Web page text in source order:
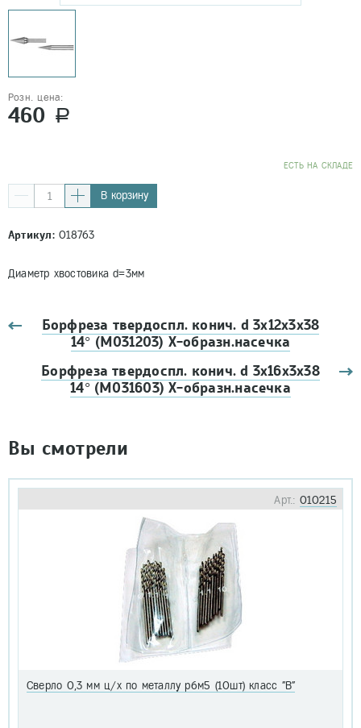
Розн. цена:
460 a
EСТЬ НА СКЛАДЕ
В корзину
Артикул:018763
Диаметр хвостовика d=3мм
Борфреза твердоспл. конич. d 3х12х3х38
14° (M031203) Х-образн.насечка
Борфреза твердоспл. конич. d 3х16х3х38
14° (M031603) Х-образн.насечка
Вы смотрели
Арт.: 010215
Сверло 0,3 мм ц/х по металлу р6м5 (10шт) класс "В"